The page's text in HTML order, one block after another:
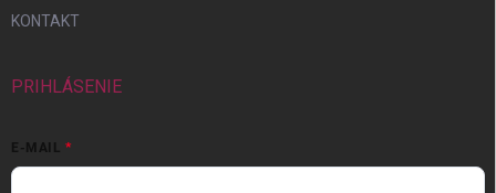
KONTAKT
PRIHLÁSENIE
E-MAIL